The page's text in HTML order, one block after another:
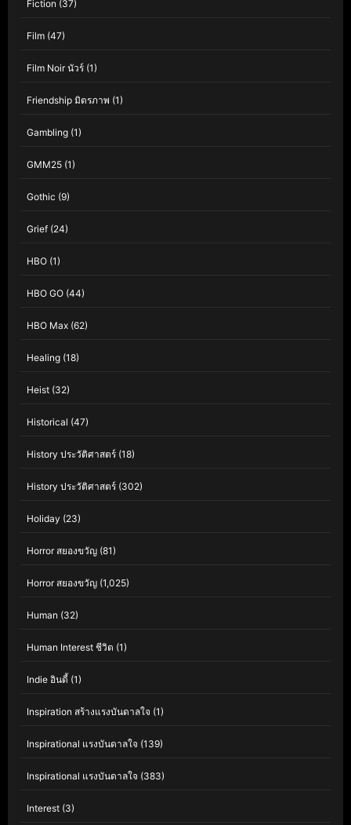
Fiction (37)
Film (47)
Film Noir นัวร์ (1)
Friendship มิตรภาพ (1)
Gambling (1)
GMM25 (1)
Gothic (9)
Grief (24)
HBO (1)
HBO GO (44)
HBO Max (62)
Healing (18)
Heist (32)
Historical (47)
History ประวัติศาสตร์ (18)
History ประวัติศาสตร์ (302)
Holiday (23)
Horror สยองขวัญ (81)
Horror สยองขวัญ (1,025)
Human (32)
Human Interest ชีวิต (1)
Indie อินดี้ (1)
Inspiration สร้างแรงบันดาลใจ (1)
Inspirational แรงบันดาลใจ (139)
Inspirational แรงบันดาลใจ (383)
Interest (3)